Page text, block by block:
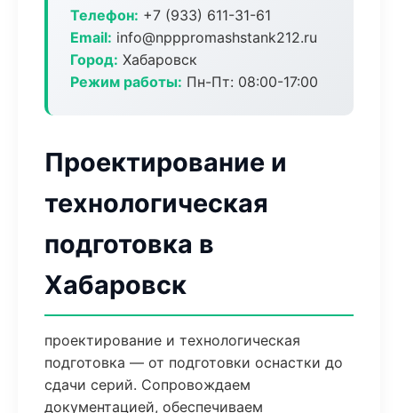
Телефон: +7 (933) 611-31-61
Email: info@npppromashstank212.ru
Город: Хабаровск
Режим работы: Пн-Пт: 08:00-17:00
Проектирование и
технологическая
подготовка в
Хабаровск
проектирование и технологическая
подготовка — от подготовки оснастки до
сдачи серий. Сопровождаем
документацией, обеспечиваем